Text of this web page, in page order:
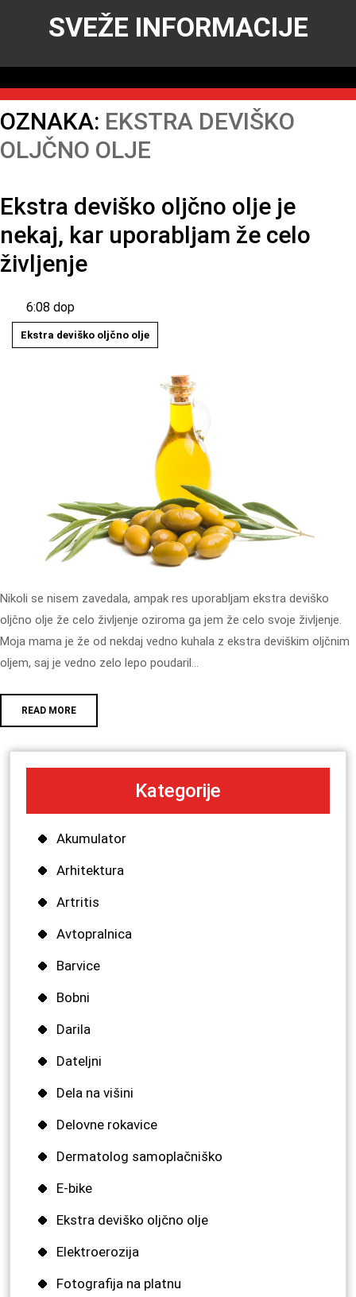
SVEŽE INFORMACIJE
OZNAKA: EKSTRA DEVIŠKO
OLJČNO OLJE
Ekstra deviško oljčno olje je
nekaj, kar uporabljam že celo
življenje
6:08 dop
Ekstra deviško oljčno olje
Nikoli se nisem zavedala, ampak res uporabljam ekstra deviško
oljčno olje že celo življenje oziroma ga jem že celo svoje življenje.
Moja mama je že od nekdaj vedno kuhala z ekstra deviškim oljčnim
oljem, saj je vedno zelo lepo poudaril…
READ MORE
Kategorije
Akumulator
Arhitektura
Artritis
Avtopralnica
Barvice
Bobni
Darila
Dateljni
Dela na višini
Delovne rokavice
Dermatolog samoplačniško
E-bike
Ekstra deviško oljčno olje
Elektroerozija
Fotografija na platnu